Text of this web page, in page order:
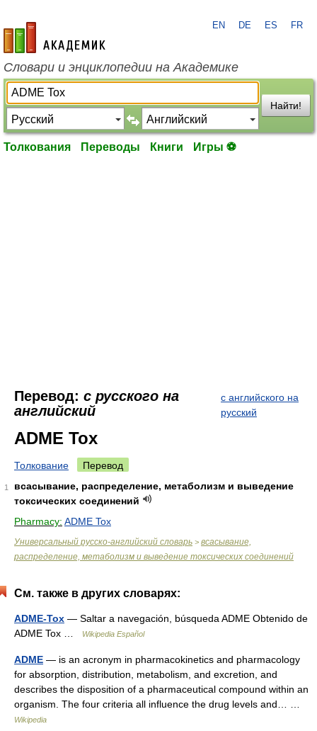
academic.ru
EN DE ES FR
Словари и энциклопедии на Академике
Найти!
Толкования Переводы Книги Игры ⚽
Перевод: с русского на
английский
с английского на
русский
ADME Tox
Толкование Перевод
1
всасывание, распределение, метаболизм и выведение
токсических соединений
Pharmacy: ADME Tox
Универсальный русско-английский словарь > всасывание,
распределение, метаболизм и выведение токсических соединений
См. также в других словарях:
ADME-Tox — Saltar a navegación, búsqueda ADME Obtenido de
ADME Tox …
Wikipedia Español
ADME — is an acronym in pharmacokinetics and pharmacology
for absorption, distribution, metabolism, and excretion, and
describes the disposition of a pharmaceutical compound within an
organism. The four criteria all influence the drug levels and… …
Wikipedia